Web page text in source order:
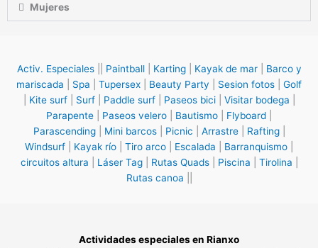
Mujeres
Activ. Especiales|| Paintball| Karting| Kayak de mar| Barco y
mariscada
Spa Tupersex Beauty Party Sesion fotos
Golf
Kite surf| Surf| Paddle surf| Paseos bici| Visitar bodega
Parapente
Paseos velero Bautismo Flyboard
Parascending| Mini barcos| Picnic Arrastre| Rafting|
Windsurf
Kayak río Tiro arco Escalada Barranquismo
circuitos altura
Láser Tag| Rutas Quads| Piscina Tirolina
Rutas canoa
Actividades especiales en Rianxo